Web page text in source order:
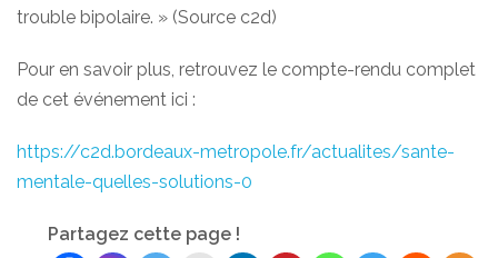
trouble bipolaire. » (Source c2d)
Pour en savoir plus, retrouvez le compte-rendu complet
de cet événement ici :
https://c2d.bordeaux-metropole.fr/actualites/sante-
mentale-quelles-solutions-0
Partagez cette page !